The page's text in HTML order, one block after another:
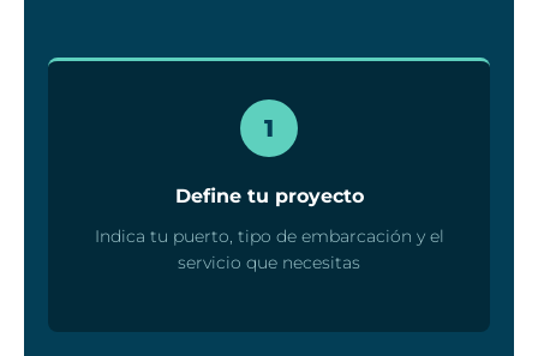
1
Define tu proyecto
Indica tu puerto, tipo de embarcación y el
servicio que necesitas